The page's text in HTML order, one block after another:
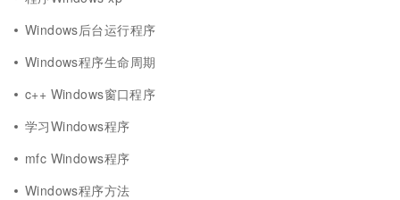
Windows后台运行程序
Windows程序生命周期
c++ Windows窗口程序
学习Windows程序
mfc Windows程序
Windows程序方法